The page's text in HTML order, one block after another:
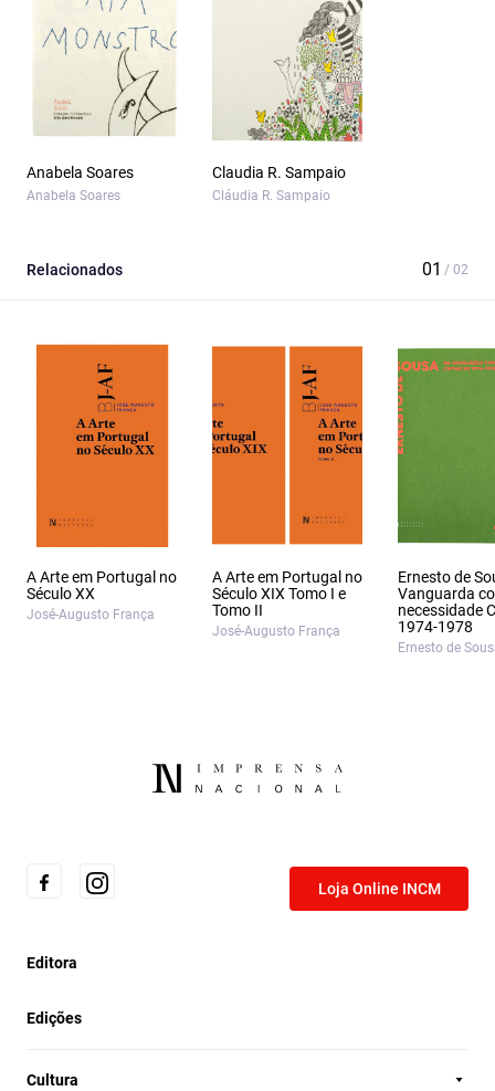
Anabela Soares
Anabela Soares
Claudia R. Sampaio
Cláudia R. Sampaio
Relacionados
A Arte em Portugal no
Século XX
José-Augusto França
A Arte em Portugal no
Século XIX Tomo I e
Tomo II
José-Augusto França
Ernesto de
Vanguarda
necessidade
1974-1978
Ernesto de
Loja Online INCM
Editora
Edições
Cultura